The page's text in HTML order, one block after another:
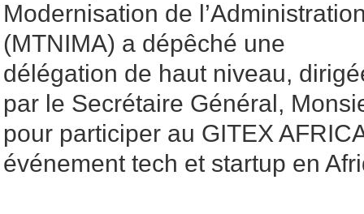
Modernisation de
(MTNIMA) a dépêché une
délégation de haut niveau,
par le Secrétaire Général,
pour participer au GITEX
événement tech et startup en